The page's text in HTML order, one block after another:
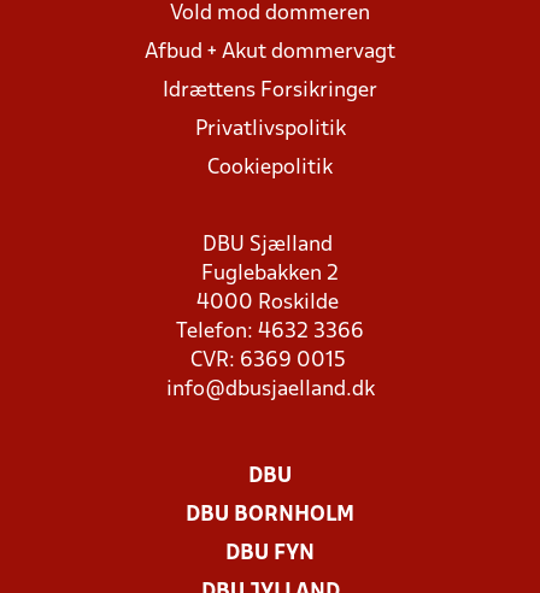
Vold mod dommeren
Afbud + Akut dommervagt
Idrættens Forsikringer
Privatlivspolitik
Cookiepolitik
DBU Sjælland
Fuglebakken 2
4000 Roskilde
Telefon: 4632 3366
CVR: 6369 0015
info@dbusjaelland.dk
DBU
DBU BORNHOLM
DBU FYN